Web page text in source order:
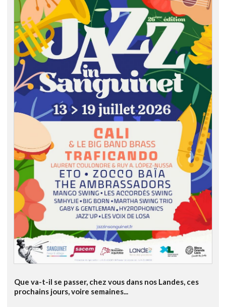
Que va-t-il se passer, chez vous dans nos Landes, ces
prochains jours, voire semaines...